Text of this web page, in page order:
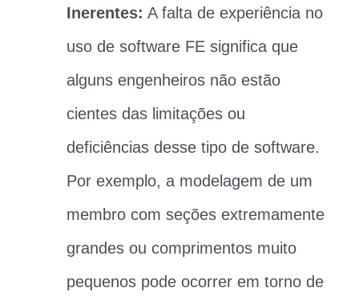
Inerentes: A falta de experiência no
uso de software FE significa que
alguns engenheiros não estão
cientes das limitações ou
deficiências desse tipo de software.
Por exemplo, a modelagem de um
membro com seções extremamente
grandes ou comprimentos muito
pequenos pode ocorrer em torno de